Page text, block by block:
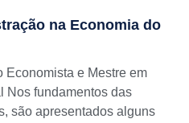
na Economia do
Economista e Mestre em
Nos fundamentos das
são apresentados alguns